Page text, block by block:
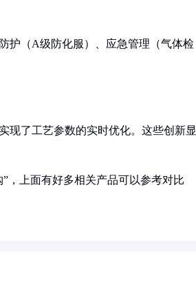
护（A级防化服）、应急管理（气体检
现了工艺参数的实时优化。这些创新显
，上面有好多相关产品可以参考对比